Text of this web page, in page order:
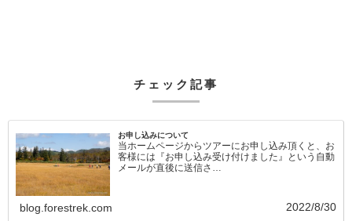
チェック記事
お申し込みについて
当ホームページからツアーにお申し込み頂くと、お
客様には『お申し込み受け付けました』という自動
メールが直後に送信さ…
blog.forestrek.com 2022/8/30